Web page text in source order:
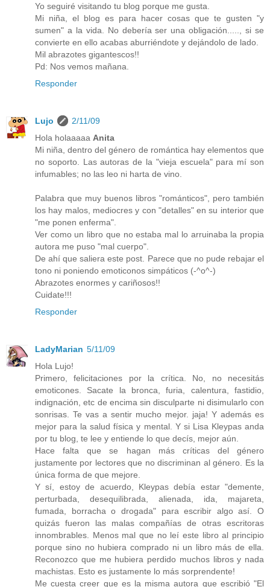
Yo seguiré visitando tu blog porque me gusta.
Mi niña, el blog es para hacer cosas que te gusten "y
sumen" a la vida. No debería ser una obligación....., si se
convierte en ello acabas aburriéndote y dejándolo de lado.
Mil abrazotes gigantescos!!
Pd: Nos vemos mañana.
Responder
Lujo
2/11/09
Hola holaaaaa Anita
Mi niña, dentro del género de romántica hay elementos que
no soporto. Las autoras de la "vieja escuela" para mí son
infumables; no las leo ni harta de vino.
Palabra que muy buenos libros "románticos", pero también
los hay malos, mediocres y con "detalles" en su interior que
"me ponen enferma".
Ver como un libro que no estaba mal lo arruinaba la propia
autora me puso "mal cuerpo".
De ahí que saliera este post. Parece que no pude rebajar el
tono ni poniendo emoticonos simpáticos (-^o^-)
Abrazotes enormes y cariñosos!!
Cuidate!!!
Responder
LadyMarian 5/11/09
Hola Lujo!
Primero, felicitaciones por la crítica. No, no necesitás
emoticones. Sacate la bronca, furia, calentura, fastidio,
indignación, etc de encima sin disculparte ni disimularlo con
sonrisas. Te vas a sentir mucho mejor. jaja! Y además es
mejor para la salud física y mental. Y si Lisa Kleypas anda
por tu blog, te lee y entiende lo que decís, mejor aún.
Hace falta que se hagan más críticas del género
justamente por lectores que no discriminan al género. Es la
única forma de que mejore.
Y sí, estoy de acuerdo, Kleypas debía estar "demente,
perturbada, desequilibrada, alienada, ida, majareta,
fumada, borracha o drogada" para escribir algo así. O
quizás fueron las malas compañías de otras escritoras
innombrables. Menos mal que no leí este libro al principio
porque sino no hubiera comprado ni un libro más de ella.
Reconozco que me hubiera perdido muchos libros y nada
machistas. Esto es justamente lo más sorprendente!
Me cuesta creer que es la misma autora que escribió "El